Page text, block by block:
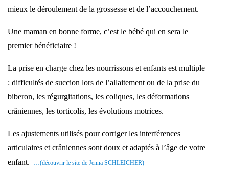
mieux le déroulement de la grossesse et de l’accouchement.
Une maman en bonne forme, c’est le bébé qui en sera le
premier bénéficiaire !
La prise en charge chez les nourrissons et enfants est multiple
: difficultés de succion lors de l’allaitement ou de la prise du
biberon, les régurgitations, les coliques, les déformations
crâniennes, les torticolis, les évolutions motrices.
Les ajustements utilisés pour corriger les interférences
articulaires et crâniennes sont doux et adaptés à l’âge de votre
enfant.
…(découvrir le site de Jenna SCHLEICHER)